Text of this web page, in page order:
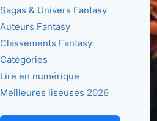
Sagas & Univers Fantasy
Auteurs Fantasy
Classements Fantasy
Catégories
Lire en numérique
Meilleures liseuses 2026